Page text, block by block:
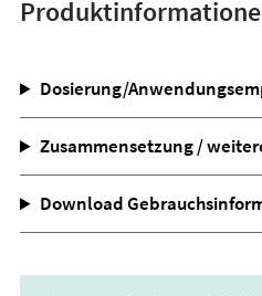
Dosierung/
Zusammensetzung /
Download